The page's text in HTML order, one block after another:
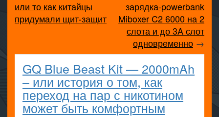
или то как китайцы
придумали щит-защит
зарядка-powerbank
Miboxer C2 6000 на 2
слота и до 3A слот
одновременно →
GQ Blue Beast Kit — 2000mAh
– или история о том, как
переход на пар с никотином
может быть комфортным